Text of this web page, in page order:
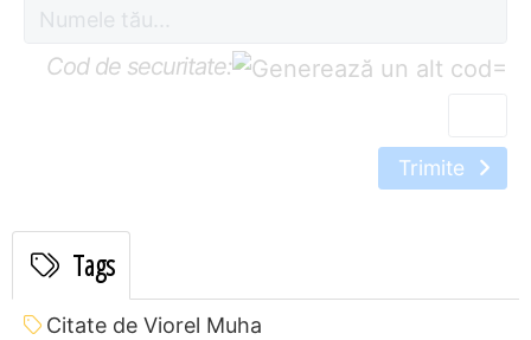
Cod de securitate: =
Trimite
Tags
Citate de Viorel Muha